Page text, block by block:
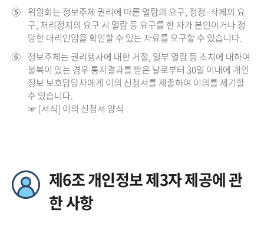
⑤ 위원회는 정보주체 권리에 따른 열람의 요구, 정정·삭제의 요
구, 처리정지의 요구 시 열람 등 요구를 한 자가 본인이거나 정
당한 대리인임을 확인할 수 있는 자료를 요구할 수 있습니다.
⑥ 정보주체는 권리행사에 대한 거절, 일부 열람 등 조치에 대하여
불복이 있는 경우 통지결과를 받은 날로부터 30일 이내에 개인
정보 보호담당자에게 이의 신청서를 제출하여 이의를 제기할
수 있습니다.
☞ [서식] 이의 신청서 양식
제6조 개인정보 제3자 제공에 관
한 사항